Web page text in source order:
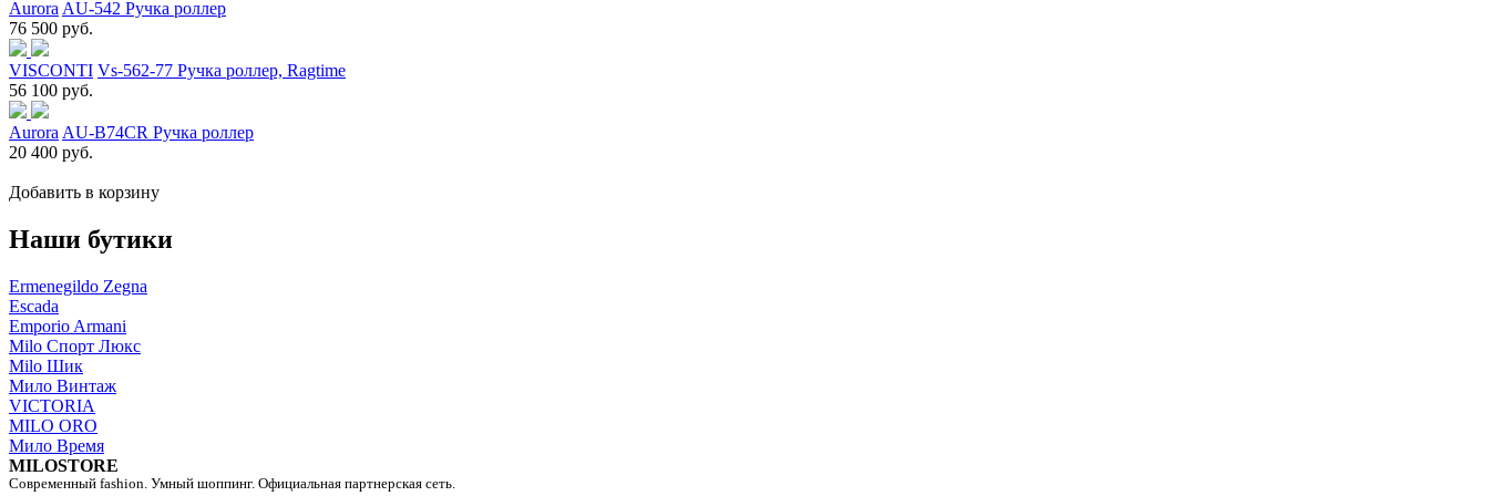
Aurora AU-542 Ручка роллер
76 500 руб.
VISCONTI Vs-562-77 Ручка роллер, Ragtime
56 100 руб.
Aurora AU-B74CR Ручка роллер
20 400 руб.
Добавить в корзину
Наши бутики
Ermenegildo Zegna
Escada
Emporio Armani
Milo Спорт Люкс
Milo Шик
Мило Винтаж
VICTORIA
MILO ORO
Мило Время
MILOSTORE
Современный fashion. Умный шоппинг. Официальная партнерская сеть.